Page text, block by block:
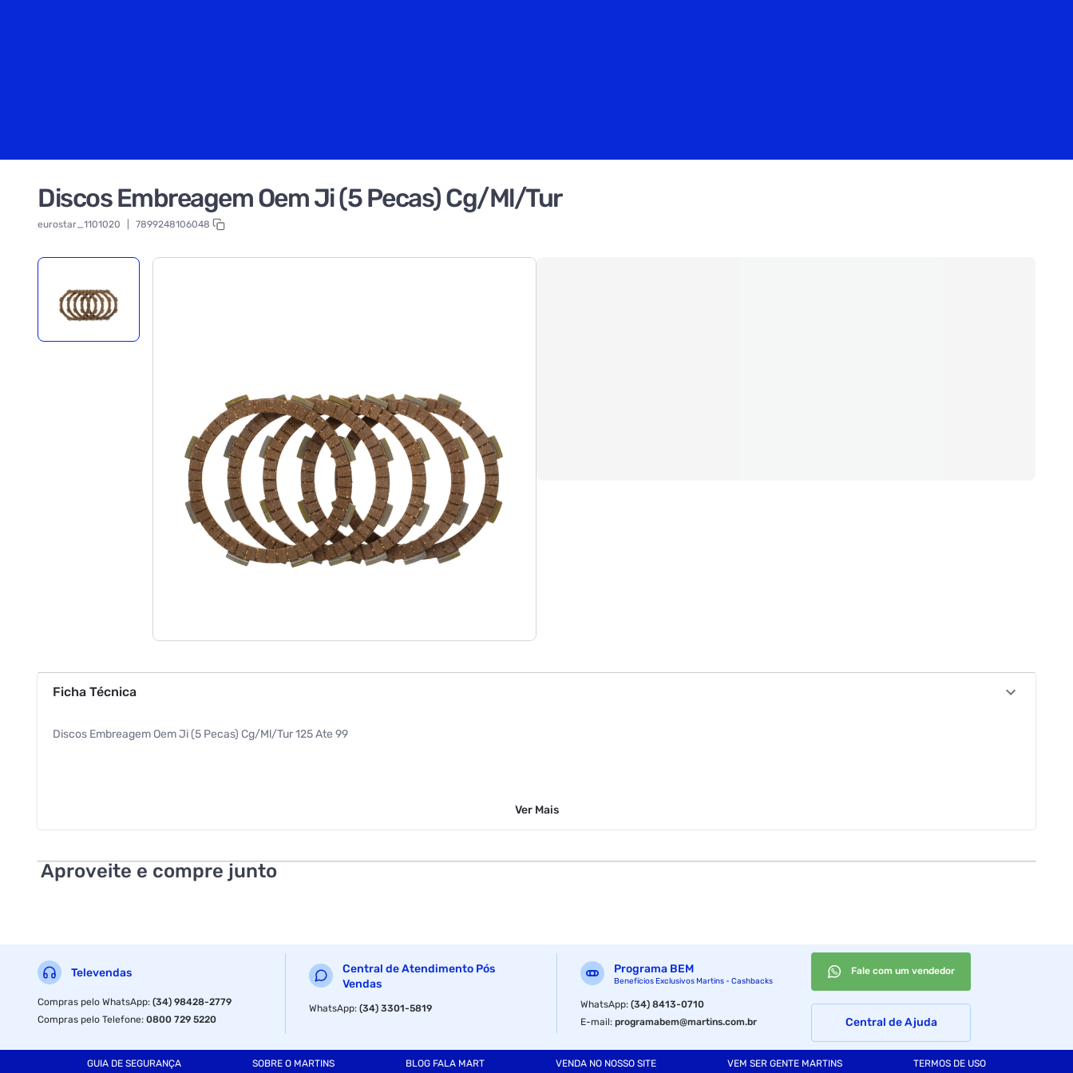
Discos Embreagem Oem Ji (5 Pecas) Cg/Ml/Tur
eurostar_1101020 7899248106048
Ficha Técnica
Discos Embreagem Oem Ji (5 Pecas) Cg/Ml/Tur 125 Ate 99
Ver Mais
Aproveite e compre junto
Televendas
Compras pelo WhatsApp:(34) 98428-2779
Compras pelo Telefone:0800 729 5220
Central de Atendimento Pós
Vendas
WhatsApp:(34) 3301-5819
Programa BEM
Benefícios Exclusivos Martins - Cashbacks
WhatsApp:(34) 8413-0710
E-mail:programabem@martins.com.br
Fale com um vendedor
Central de Ajuda
GUIA DE SEGURANÇA SOBRE O MARTINS BLOG FALA MART VENDA NO NOSSO SITE VEM SER GENTE MARTINS TERMOS DE USO